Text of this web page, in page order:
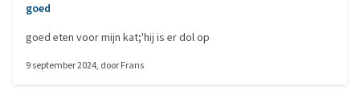
goed
goed eten voor mijn kat;'hij is er dol op
9 september 2024, doorFrans